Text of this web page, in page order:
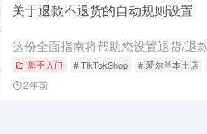
关于退款不退货的自动规则设置
新手入门 # TikTokShop # 爱尔兰本土店
2年前